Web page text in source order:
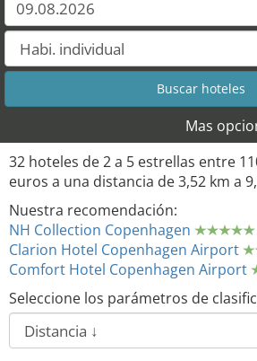
29
Mas
32 hoteles de2a 5 estrellas entre
euros a una distancia de3,52 km a
Nuestra recomendación:
NH Collection Copenhagen
Clarion Hotel Copenhagen Airport
Comfort Hotel Copenhagen Airport
Seleccione los parámetros de